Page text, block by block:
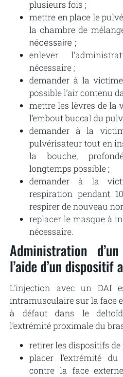
plusieurs fois ;
mettre en place le
la chambre de
nécessaire ;
enlever
nécessaire ;
demander à la
possible l’air contenu
mettre les lèvres de la
l’embout buccal du
demander à la
pulvérisateur tout en
la bouche,
longtemps possible ;
demander à la
respiration pendant
respirer de nouveau
replacer le masque à
nécessaire.
Administration
l’aide d’un dispositif
L’injection avec un DAI
intramusculaire sur la face
à défaut dans le
l’extrémité proximale du
retirer les dispositifs de
placer l’extrémité
contre la face